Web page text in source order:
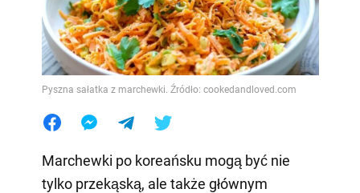
Pyszna sałatka z marchewki. Źródło: cookedandloved.com
Marchewki po koreańsku mogą być nie
tylko przekąską, ale także głównym